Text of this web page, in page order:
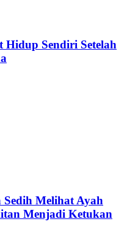
Hidup Sendiri Setelah
Sedih Melihat Ayah
Menjadi Ketukan